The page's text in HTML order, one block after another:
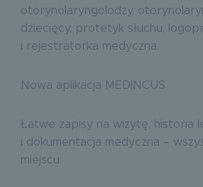
otorynolaryngolodzy,
dziecięcy, protetyk słuchu,
i rejestratorka medyczna.
Nowa aplikacja MEDINCUS
Łatwe zapisy na wizytę, historia
i dokumentacja medyczna –
miejscu.